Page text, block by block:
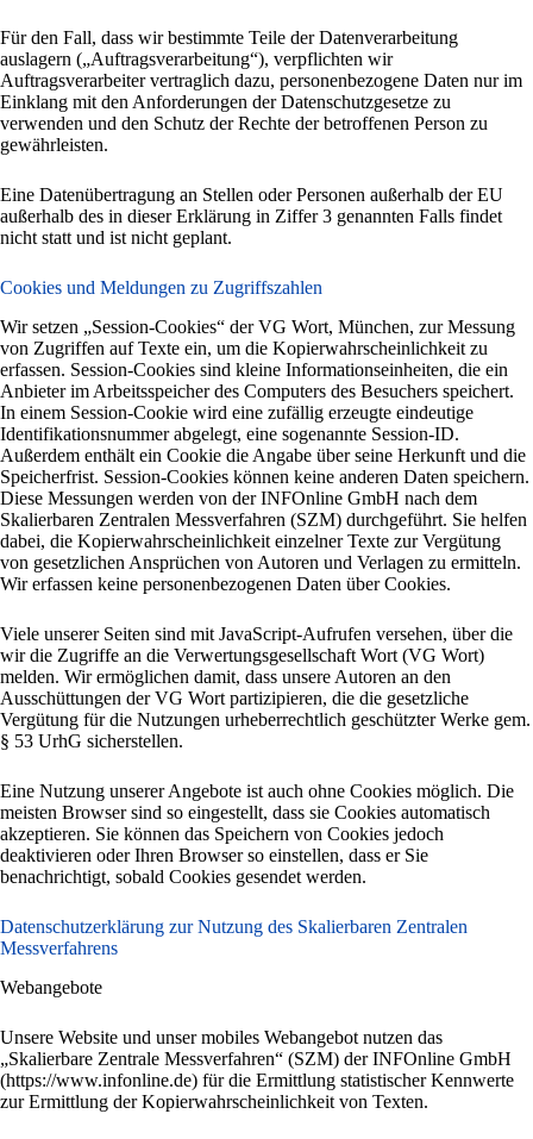
Für den Fall, dass wir bestimmte Teile der Datenverarbeitung
auslagern („Auftragsverarbeitung“), verpflichten wir
Auftragsverarbeiter vertraglich dazu, personenbezogene Daten nur im
Einklang mit den Anforderungen der Datenschutzgesetze zu
verwenden und den Schutz der Rechte der betroffenen Person zu
gewährleisten.
Eine Datenübertragung an Stellen oder Personen außerhalb der EU
außerhalb des in dieser Erklärung in Ziffer 3 genannten Falls findet
nicht statt und ist nicht geplant.
Cookies und Meldungen zu Zugriffszahlen
Wir setzen „Session-Cookies“ der VG Wort, München, zur Messung
von Zugriffen auf Texte ein, um die Kopierwahrscheinlichkeit zu
erfassen. Session-Cookies sind kleine Informationseinheiten, die ein
Anbieter im Arbeitsspeicher des Computers des Besuchers speichert.
In einem Session-Cookie wird eine zufällig erzeugte eindeutige
Identifikationsnummer abgelegt, eine sogenannte Session-ID.
Außerdem enthält ein Cookie die Angabe über seine Herkunft und die
Speicherfrist. Session-Cookies können keine anderen Daten speichern.
Diese Messungen werden von der INFOnline GmbH nach dem
Skalierbaren Zentralen Messverfahren (SZM) durchgeführt. Sie helfen
dabei, die Kopierwahrscheinlichkeit einzelner Texte zur Vergütung
von gesetzlichen Ansprüchen von Autoren und Verlagen zu ermitteln.
Wir erfassen keine personenbezogenen Daten über Cookies.
Viele unserer Seiten sind mit JavaScript-Aufrufen versehen, über die
wir die Zugriffe an die Verwertungsgesellschaft Wort (VG Wort)
melden. Wir ermöglichen damit, dass unsere Autoren an den
Ausschüttungen der VG Wort partizipieren, die die gesetzliche
Vergütung für die Nutzungen urheberrechtlich geschützter Werke gem.
§ 53 UrhG sicherstellen.
Eine Nutzung unserer Angebote ist auch ohne Cookies möglich. Die
meisten Browser sind so eingestellt, dass sie Cookies automatisch
akzeptieren. Sie können das Speichern von Cookies jedoch
deaktivieren oder Ihren Browser so einstellen, dass er Sie
benachrichtigt, sobald Cookies gesendet werden.
Datenschutzerklärung zur Nutzung des Skalierbaren Zentralen
Messverfahrens
Webangebote
Unsere Website und unser mobiles Webangebot nutzen das
„Skalierbare Zentrale Messverfahren“ (SZM) der INFOnline GmbH
(https://www.infonline.de) für die Ermittlung statistischer Kennwerte
zur Ermittlung der Kopierwahrscheinlichkeit von Texten.